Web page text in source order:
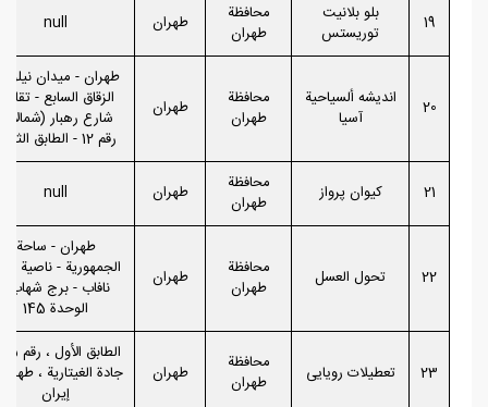
19
بلو بلانيت
توريستس
محافظة
طهران
طهران null
20
اندیشه ألسیاحیة
آسیا
محافظة
طهران
طهران
طهران - ميدان
الزقاق السابع -
شارع رهبار (شمالاً)
رقم 12 - الطابق الثالث
21 کیوان پرواز
محافظة
طهران
طهران null
22 تحول العسل
محافظة
طهران
طهران
طهران - ساحة
الجمهورية - ناصية
نافاب - برج شهاب -
الوحدة 145
23 تعطیلات رویایی
محافظة
طهران
طهران
جادة الغيتارية ،
إيران